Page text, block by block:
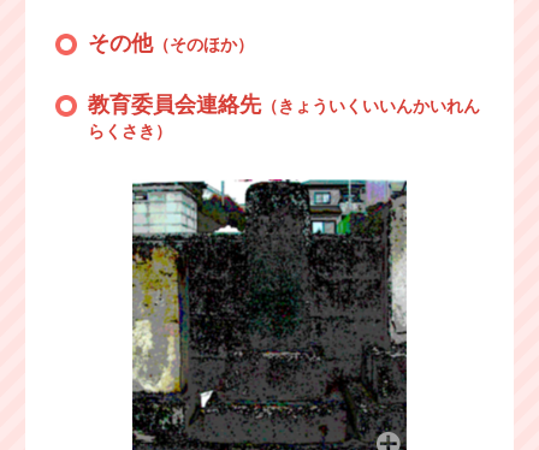
その他（そのほか）
教育委員会連絡先（きょういくいいんかいれん
らくさき）